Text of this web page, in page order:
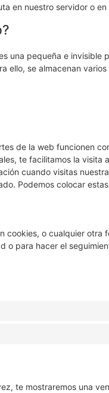
en nuestro servidor o
una pequeña e invisible
ello, se almacenan
de la web funcionen
te facilitamos la visita
cuando visitas
Podemos colocar
cookies, o cualquier otra
o para hacer el
te mostraremos una